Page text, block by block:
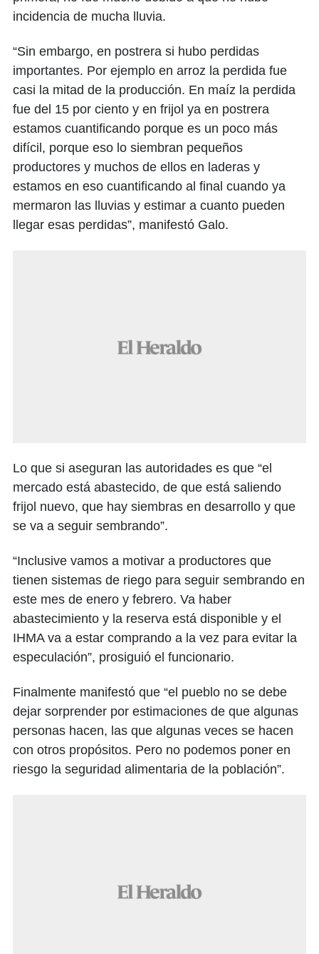
incidencia de mucha lluvia.
“Sin embargo, en postrera si hubo perdidas
importantes. Por ejemplo en arroz la perdida fue
casi la mitad de la producción. En maíz la perdida
fue del 15 por ciento y en frijol ya en postrera
estamos cuantificando porque es un poco más
difícil, porque eso lo siembran pequeños
productores y muchos de ellos en laderas y
estamos en eso cuantificando al final cuando ya
mermaron las lluvias y estimar a cuanto pueden
llegar esas perdidas”, manifestó Galo.
Lo que si aseguran las autoridades es que “el
mercado está abastecido, de que está saliendo
frijol nuevo, que hay siembras en desarrollo y que
se va a seguir sembrando”.
“Inclusive vamos a motivar a productores que
tienen sistemas de riego para seguir sembrando en
este mes de enero y febrero. Va haber
abastecimiento y la reserva está disponible y el
IHMA va a estar comprando a la vez para evitar la
especulación”, prosiguió el funcionario.
Finalmente manifestó que “el pueblo no se debe
dejar sorprender por estimaciones de que algunas
personas hacen, las que algunas veces se hacen
con otros propósitos. Pero no podemos poner en
riesgo la seguridad alimentaria de la población”.